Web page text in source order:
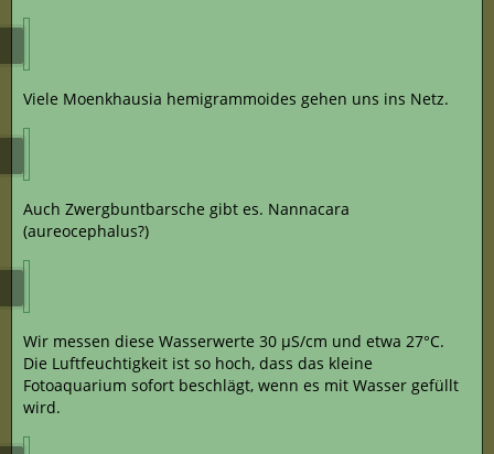
Viele Moenkhausia hemigrammoides gehen uns ins Netz.
Auch Zwergbuntbarsche gibt es. Nannacara
(aureocephalus?)
Wir messen diese Wasserwerte 30 µS/cm und etwa 27°C.
Die Luftfeuchtigkeit ist so hoch, dass das kleine
Fotoaquarium sofort beschlägt, wenn es mit Wasser gefüllt
wird.